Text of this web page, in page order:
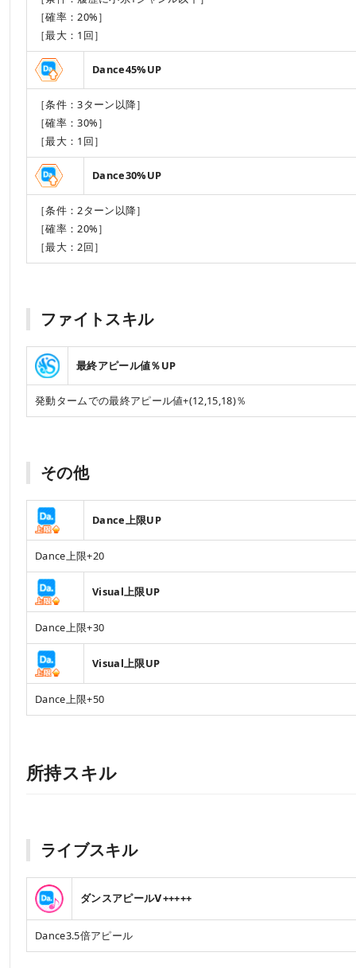
［確率：20%］
［最大：1回］
Dance45%UP
［条件：3ターン以降］
［確率：30%］
［最大：1回］
Dance30%UP
［条件：2ターン以降］
［確率：20%］
［最大：2回］
ファイトスキル
最終アピール値％UP
発動タームでの最終アピール値+(12,15,18)％
その他
Dance上限UP
Dance上限+20
Visual上限UP
Dance上限+30
Visual上限UP
Dance上限+50
所持スキル
ライブスキル
ダンスアピールⅤ+++++
Dance3.5倍アピール